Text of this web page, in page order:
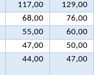
117,00 129,00
68,00 76,00
55,00 60,00
47,00 50,00
44,00 47,00